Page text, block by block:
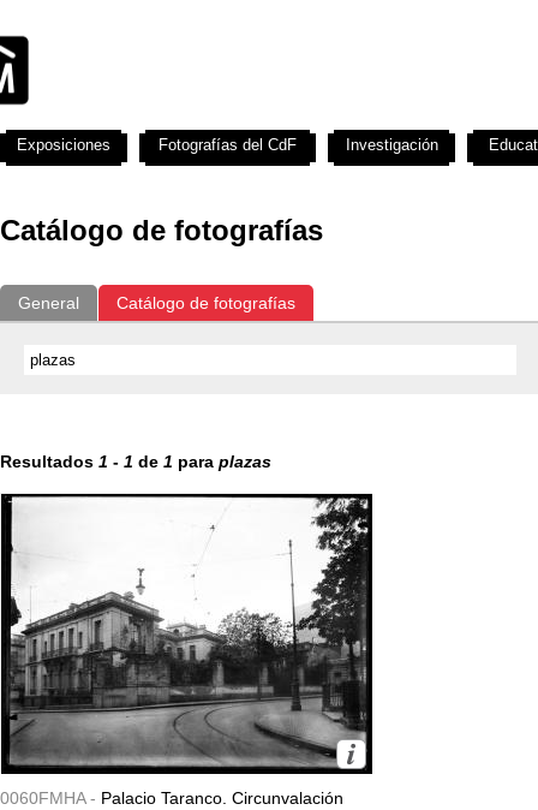
Catálogo de fotografías
General Catálogo de fotografías
Resultados 1 - 1 de 1 para plazas
0060FMHA - Palacio Taranco. Circunvalación
Exposiciones Fotografías del CdF Investigación